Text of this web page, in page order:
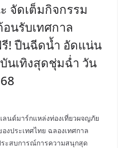
จัดเต็มกิจกรรม
นรับเทศกาล
! ปืนฉีดน้ำ อัดแน่น
นเทิงสุดชุ่มฉ่ำ วัน
นด์มาร์กแหล่งท่องเที่ยวผจญภัย
ประเทศไทย ฉลองเทศกาล
ะสบการณ์การความสนุกสุด